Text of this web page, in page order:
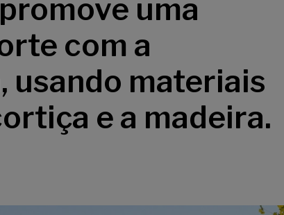
uma
com a
usando materiais
e a madeira.